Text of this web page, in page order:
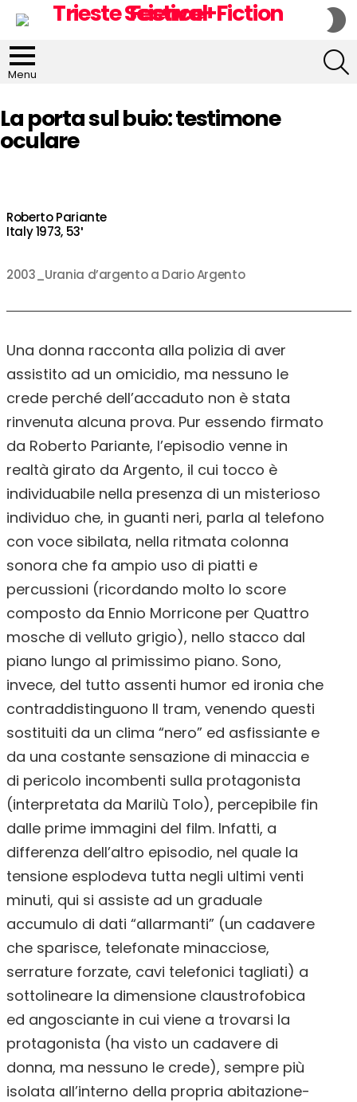
Menu
La porta sul buio: testimone
oculare
Roberto Pariante
Italy 1973, 53′
2003_Urania d’argento a Dario Argento
Una donna racconta alla polizia di aver
assistito ad un omicidio, ma nessuno le
crede perché dell’accaduto non è stata
rinvenuta alcuna prova. Pur essendo firmato
da Roberto Pariante, l’episodio venne in
realtà girato da Argento, il cui tocco è
individuabile nella presenza di un misterioso
individuo che, in guanti neri, parla al telefono
con voce sibilata, nella ritmata colonna
sonora che fa ampio uso di piatti e
percussioni (ricordando molto lo score
composto da Ennio Morricone per Quattro
mosche di velluto grigio), nello stacco dal
piano lungo al primissimo piano. Sono,
invece, del tutto assenti humor ed ironia che
contraddistinguono Il tram, venendo questi
sostituiti da un clima “nero” ed asfissiante e
da una costante sensazione di minaccia e
di pericolo incombenti sulla protagonista
(interpretata da Marilù Tolo), percepibile fin
dalle prime immagini del film. Infatti, a
differenza dell’altro episodio, nel quale la
tensione esplodeva tutta negli ultimi venti
minuti, qui si assiste ad un graduale
accumulo di dati “allarmanti” (un cadavere
che sparisce, telefonate minacciose,
serrature forzate, cavi telefonici tagliati) a
sottolineare la dimensione claustrofobica
ed angosciante in cui viene a trovarsi la
protagonista (ha visto un cadavere di
donna, ma nessuno le crede), sempre più
isolata all’interno della propria abitazione-